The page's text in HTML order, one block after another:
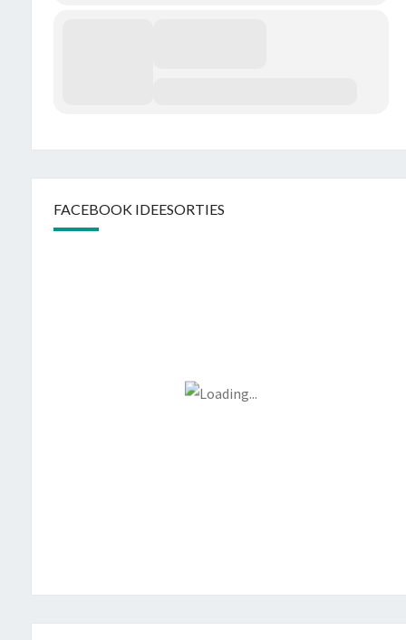
FACEBOOK IDEESORTIES